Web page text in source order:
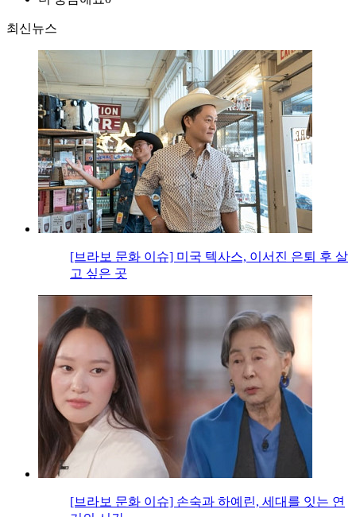
최신뉴스
[브라보 문화 이슈] 미국 텍사스, 이서진 은퇴 후 살
고 싶은 곳
[브라보 문화 이슈] 손숙과 하예린, 세대를 잇는 연